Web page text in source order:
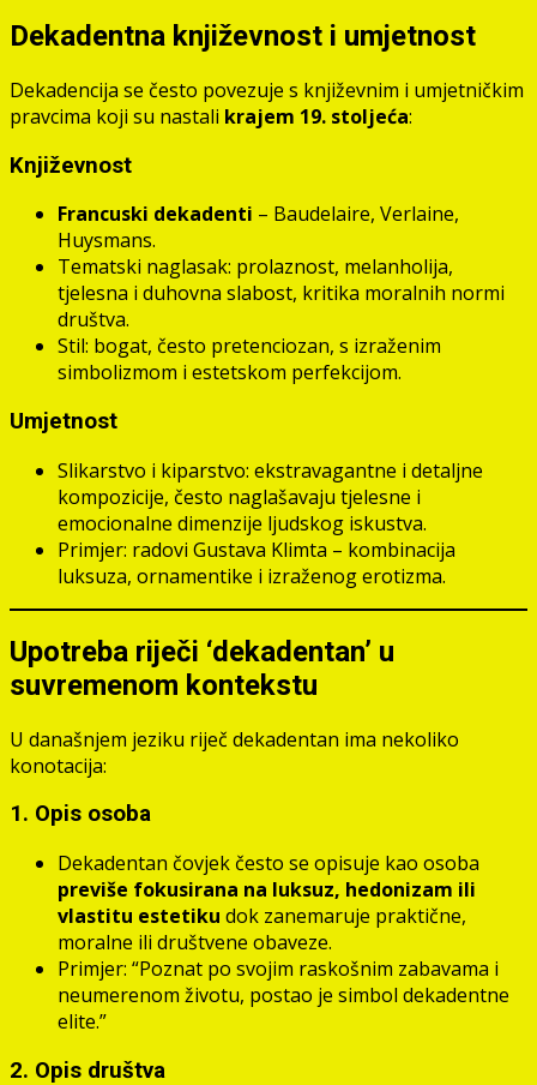
Dekadentna književnost i umjetnost
Dekadencija se često povezuje s književnim i umjetničkim
pravcima koji su nastali krajem 19. stoljeća:
Književnost
Francuski dekadenti – Baudelaire, Verlaine,
Huysmans.
Tematski naglasak: prolaznost, melanholija,
tjelesna i duhovna slabost, kritika moralnih normi
društva.
Stil: bogat, često pretenciozan, s izraženim
simbolizmom i estetskom perfekcijom.
Umjetnost
Slikarstvo i kiparstvo: ekstravagantne i detaljne
kompozicije, često naglašavaju tjelesne i
emocionalne dimenzije ljudskog iskustva.
Primjer: radovi Gustava Klimta – kombinacija
luksuza, ornamentike i izraženog erotizma.
Upotreba riječi ‘dekadentan’ u
suvremenom kontekstu
U današnjem jeziku riječ dekadentan ima nekoliko
konotacija:
1. Opis osoba
Dekadentan čovjek često se opisuje kao osoba
previše fokusirana na luksuz, hedonizam ili
vlastitu estetiku dok zanemaruje praktične,
moralne ili društvene obaveze.
Primjer: “Poznat po svojim raskošnim zabavama i
neumerenom životu, postao je simbol dekadentne
elite.”
2. Opis društva